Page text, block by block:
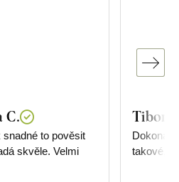
C.
snadné to pověsit
skvěle. Velmi
Tibor
takové,